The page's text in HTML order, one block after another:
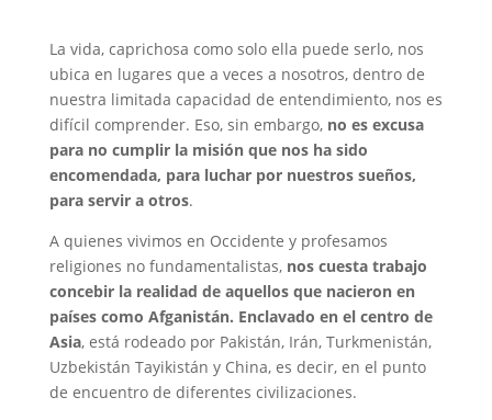
La vida, caprichosa como solo ella puede serlo, nos
ubica en lugares que a veces a nosotros, dentro de
nuestra limitada capacidad de entendimiento, nos es
difícil comprender. Eso, sin embargo, no es excusa
para no cumplir la misión que nos ha sido
encomendada, para luchar por nuestros sueños,
para servir a otros.
A quienes vivimos en Occidente y profesamos
religiones no fundamentalistas, nos cuesta trabajo
concebir la realidad de aquellos que nacieron en
países como Afganistán. Enclavado en el centro de
Asia, está rodeado por Pakistán, Irán, Turkmenistán,
Uzbekistán Tayikistán y China, es decir, en el punto
de encuentro de diferentes civilizaciones.